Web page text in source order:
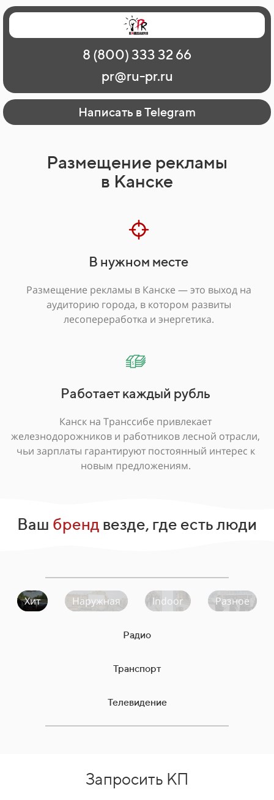
Главная
Наши работы
О рекламе
Регионы
Контакты
8 (800) 333 32 66
pr@ru-pr.ru
Написать в Telegram
Размещение рекламы
в Канске
В нужном месте
Размещение рекламы в Канске — это выход на
аудиторию города, в котором развиты
лесопереработка и энергетика.
Работает каждый рубль
Канск на Транссибе привлекает
железнодорожников и работников лесной отрасли,
чьи зарплаты гарантируют постоянный интерес к
новым предложениям.
Ваш бренд везде, где есть люди
Хит Наружная Indoor Разное
Радио
Транспорт
Телевидение
Запросить КП